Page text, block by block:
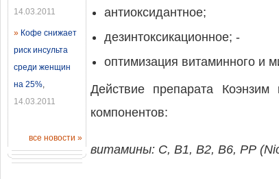
14.03.2011
» Кофе снижает
риск инсульта
среди женщин
на 25%,
14.03.2011
все новости »
антиоксидантное;
дезинтоксикационное; -
оптимизация витаминного и
Действие препарата
компонентов:
витамины: С, В1, В2, В6, РР